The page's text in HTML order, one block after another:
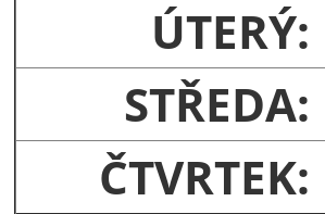
ÚTERÝ:
STŘEDA:
ČTVRTEK: